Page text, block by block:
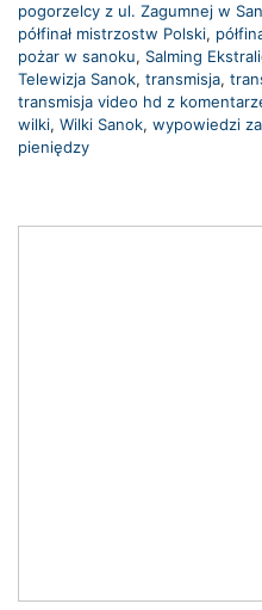
pogorzelcy z ul. Zagumnej w
półfinał mistrzostw Polski,
pożar w sanoku, Salming
Telewizja Sanok, transmisja,
transmisja video hd z
wilki, Wilki Sanok, wypowiedzi
pieniędzy